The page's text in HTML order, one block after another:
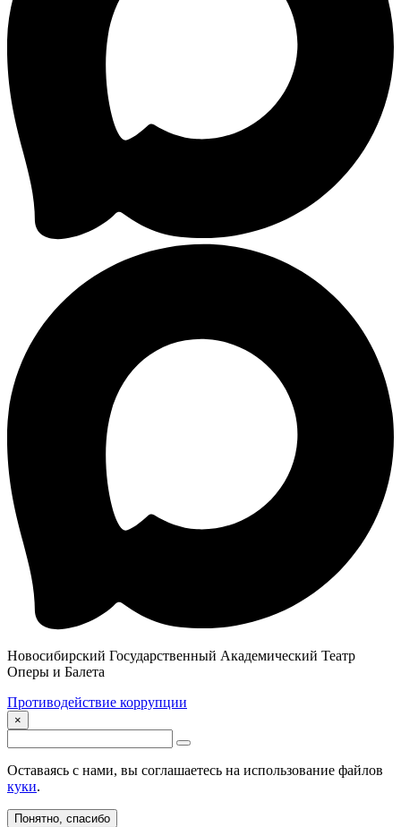
Новосибирский Государственный Академический Театр
Оперы и Балета
Противодействие коррупции
×
Оставаясь с нами, вы соглашаетесь на использование файлов
куки.
Понятно, спасибо